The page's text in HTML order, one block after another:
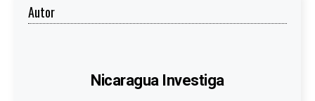
Autor
Nicaragua Investiga